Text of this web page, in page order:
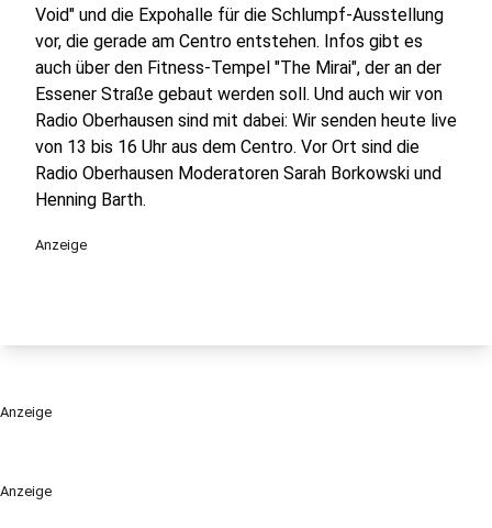
Anzeige
Void" und die Expohalle für die Schlumpf-Ausstellung
vor, die gerade am Centro entstehen. Infos gibt es
auch über den Fitness-Tempel "The Mirai", der an der
Essener Straße gebaut werden soll. Und auch wir von
Radio Oberhausen sind mit dabei: Wir senden heute live
von 13 bis 16 Uhr aus dem Centro. Vor Ort sind die
Radio Oberhausen Moderatoren Sarah Borkowski und
Henning Barth.
Anzeige
Anzeige